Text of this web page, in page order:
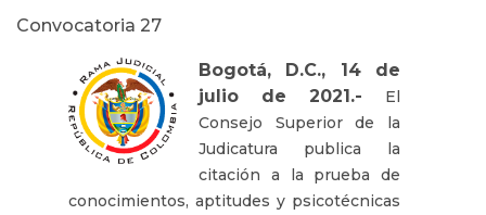
Convocatoria 27
Bogotá, D.C., 14 de
julio de 2021.- El
Consejo Superior de la
Judicatura publica la
citación a la prueba de
conocimientos, aptitudes y psicotécnicas